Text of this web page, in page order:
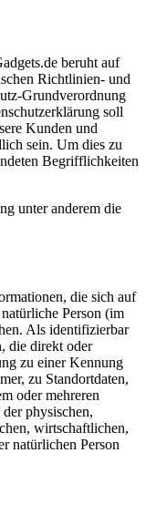
beruht auf
Richtlinien- und
Grundverordnung
soll
Kunden und
sein. Um dies zu
Begrifflichkeiten
unter anderem die
die sich auf
Person (im
Als identifizierbar
die direkt oder
zu einer Kennung
zu Standortdaten,
oder mehreren
physischen,
wirtschaftlichen,
natürlichen Person